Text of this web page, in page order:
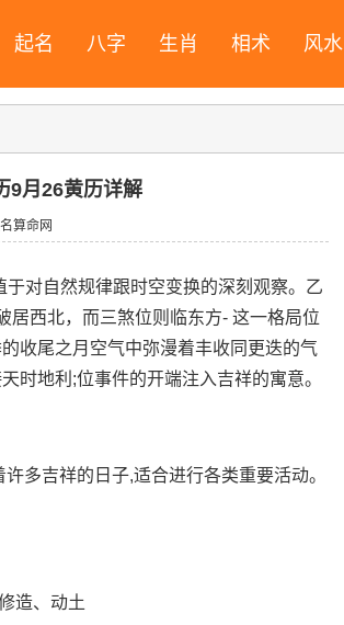
起名 八字 生肖 相术 风水
9月26黄历详解
算命网
对自然规律跟时空变换的深刻观察。乙
居西北，而三煞位则临东方- 这一格局位
收尾之月空气中弥漫着丰收同更迭的气
时地利;位事件的开端注入吉祥的寓意。
多吉祥的日子,适合进行各类重要活动。
造、动土